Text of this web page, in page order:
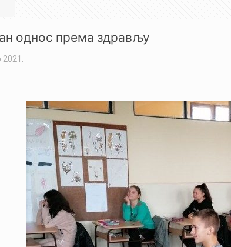
однос према здрављу